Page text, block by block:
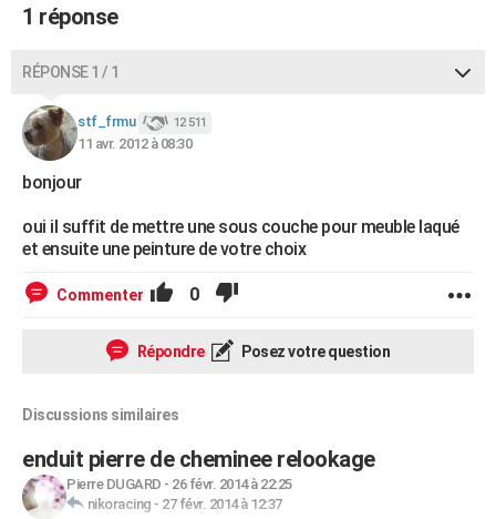
Destinations
City break
Voyage nature
Voyage de noces
Forum
Climat
PHOTO
GUIDES D'ACHAT
BONS PLANS
CARTE DE VOEUX
Dictionnaire
Biographies
Citations
Expressions
Proverbes
PROGRAMME TV
COPAINS D'AVANT
Service militaire
Avis de recherche
AVIS DE DÉCÈS
Bricolage
Lifestyle
Culture
Sport
Auto
Television
Voyage
Cinema
1 réponse
RÉPONSE 1 / 1
stf_frmu 12 511
11 avr. 2012 à 08:30
bonjour
oui il suffit de mettre une sous couche pour meuble laqué
et ensuite une peinture de votre choix
Commenter 0
Répondre Posez votre question
Discussions similaires
enduit pierre de cheminee relookage
Pierre DUGARD - 26 févr. 2014 à 22:25
nikoracing - 27 févr. 2014 à 12:37